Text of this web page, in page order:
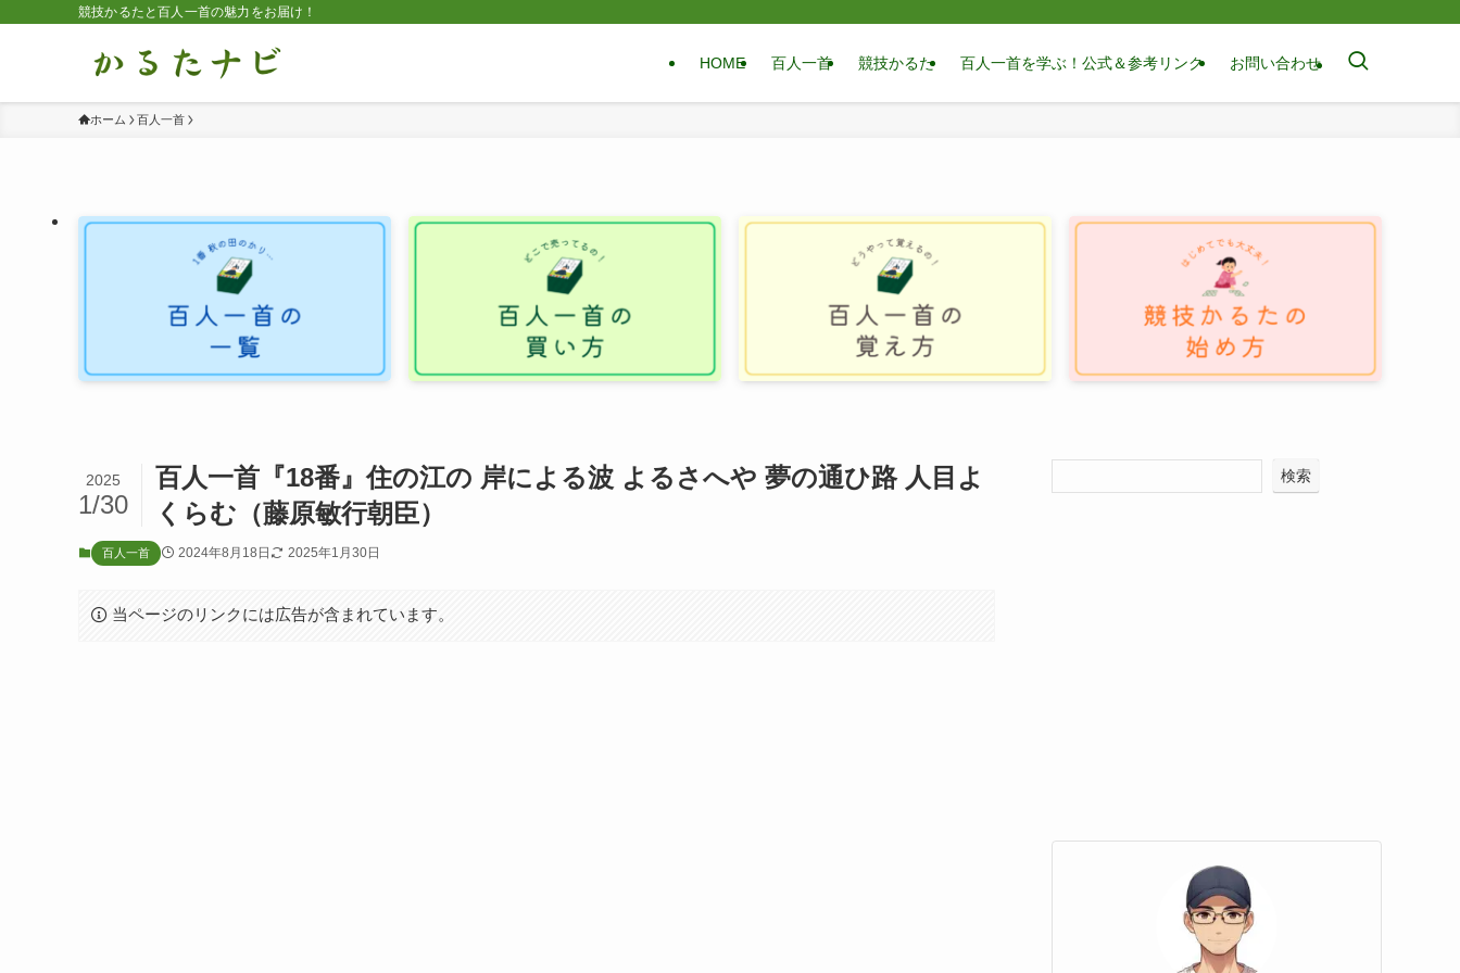
競技かるたと百人一首の魅力をお届け！
HOME 百人一首 競技かるた 百人一首を学ぶ！公式＆参考リンク お問い合わせ
ホーム 百人一首
百人一首『18番』住の江の 岸による波 よるさへや 夢の通ひ路 人目よ
くらむ（藤原敏行朝臣）
2025
1/30
百人一首 2024年8月18日 2025年1月30日
当ページのリンクには広告が含まれています。
検索